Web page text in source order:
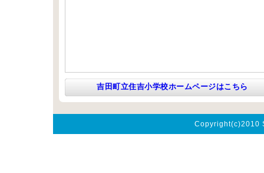
吉田町立住吉小学校ホームページはこちら
Copyright(c)2010